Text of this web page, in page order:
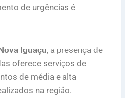
de urgências é
Iguaçu, a presença de
oferece serviços de
de média e alta
na região.